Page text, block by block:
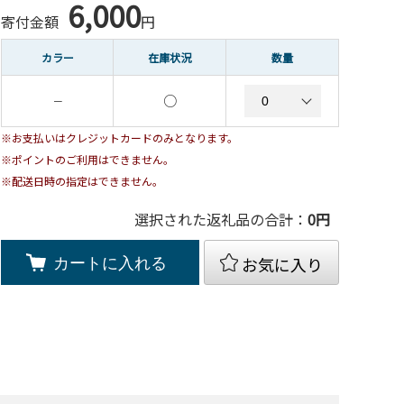
寄付金額 6,000円
カラー 在庫状況 数量
－ ○
※お支払いはクレジットカードのみとなります。
※ポイントのご利用はできません。
※配送日時の指定はできません。
選択された返礼品の合計： 0円
カートに入れる お気に入り